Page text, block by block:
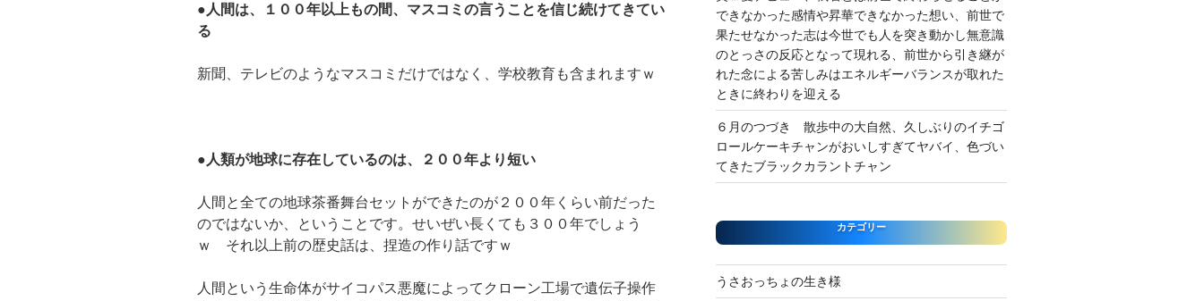
●人間は、１００年以上もの間、マスコミの言うことを信じ続けてきてい
る
新聞、テレビのようなマスコミだけではなく、学校教育も含まれますｗ
●人類が地球に存在しているのは、２００年より短い
人間と全ての地球茶番舞台セットができたのが２００年くらい前だった
のではないか、ということです。せいぜい長くても３００年でしょう
ｗ それ以上前の歴史話は、捏造の作り話ですｗ
人間という生命体がサイコパス悪魔によってクローン工場で遺伝子操作
できなかった感情や昇華できなかった想い、前世で
果たせなかった志は今世でも人を突き動かし無意識
のとっさの反応となって現れる、前世から引き継が
れた念による苦しみはエネルギーバランスが取れた
ときに終わりを迎える
６月のつづき 散歩中の大自然、久しぶりのイチゴ
ロールケーキチャンがおいしすぎてヤバイ、色づい
てきたブラックカラントチャン
カテゴリー
うさおっちょの生き様